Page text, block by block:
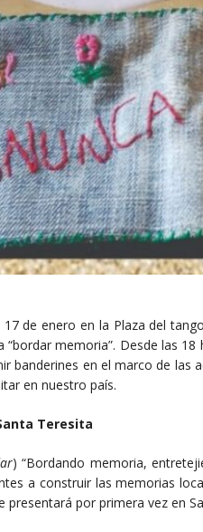
17 de enero en la Plaza del
“bordar memoria”. Desde las
banderines en el marco de las
en nuestro país.
Teresita
) “Bordando memoria,
a construir las memorias
presentará por primera vez en